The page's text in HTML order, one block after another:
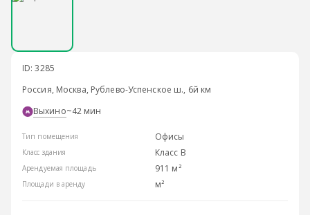
ID: 3285
Россия, Москва, Рублево-Успенское ш., 6й км
Выхино~42 мин
Тип помещения Офисы
Класс здания Класс B
Арендуемая площадь 911 м²
Площади в аренду м²